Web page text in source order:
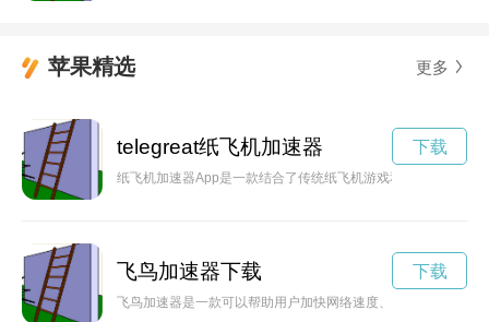
苹果精选 更多
telegreat纸飞机加速器
纸飞机加速器App是一款结合了传统纸飞机游戏和现代科技的
下载
飞鸟加速器下载
飞鸟加速器是一款可以帮助用户加快网络速度、保护网络隐私
下载